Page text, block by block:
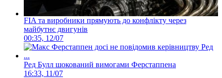
FIA та виробники прямують до конфлікту через
майбутнє двигунів
00:35, 12/07
Ред Булл шокований вимогами Ферстаппена
16:33, 11/07